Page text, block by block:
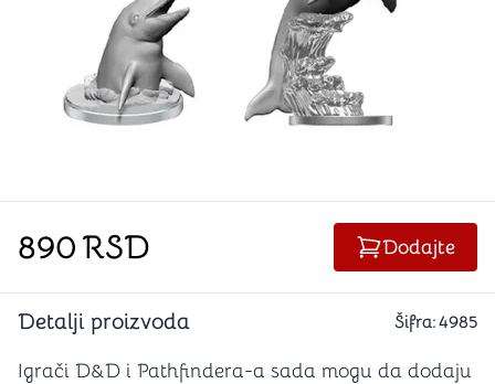
890RSD Dodajte
Detalji proizvoda Šifra:4985
Igrači D&D i Pathfindera-a sada mogu da dodaju